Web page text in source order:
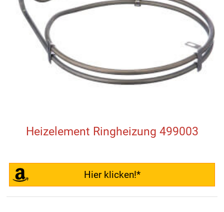
Heizelement Ringheizung 499003
Hier klicken!*